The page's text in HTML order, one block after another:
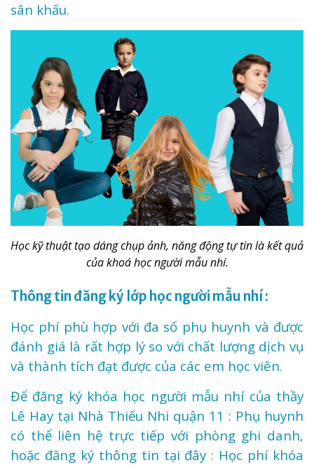
sân khấu.
Học kỹ thuật tạo dáng chụp ảnh, năng động tự tin là kết quả
của khoá học người mẫu nhí.
Thông tin đăng ký lớp học người mẫu nhí :
Học phí phù hợp với đa số phụ huynh và được
đánh giá là rất hợp lý so với chất lượng dịch vụ
và thành tích đạt được của các em học viên.
Để đăng ký khóa học người mẫu nhí của thầy
Lê Hay tại Nhà Thiếu Nhi quận 11 : Phụ huynh
có thể liên hệ trực tiếp với phòng ghi danh,
hoặc đăng ký thông tin tại đây : Học phí khóa